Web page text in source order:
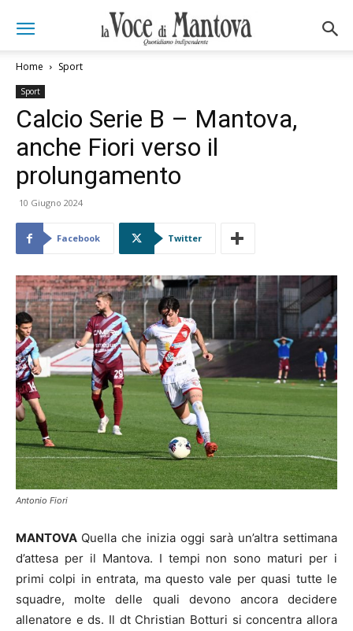
Home Sport
Sport
Calcio Serie B – Mantova,
anche Fiori verso il
prolungamento
10 Giugno 2024
Facebook Twitter
Antonio Fiori
MANTOVA Quella che inizia oggi sarà un’altra settimana
d’attesa per il Mantova. I tempi non sono maturi per i
primi colpi in entrata, ma questo vale per quasi tutte le
squadre, molte delle quali devono ancora decidere
allenatore e ds. Il dt Christian Botturi si concentra allora